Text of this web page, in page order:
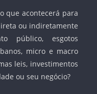
que acontecerá para
ou indiretamente
público, esgotos
micro e macro
leis, investimentos
ou seu negócio?